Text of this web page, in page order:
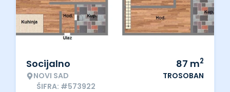
Socijalno
NOVI SAD
ŠIFRA: #573922
87 m2
TROSOBAN